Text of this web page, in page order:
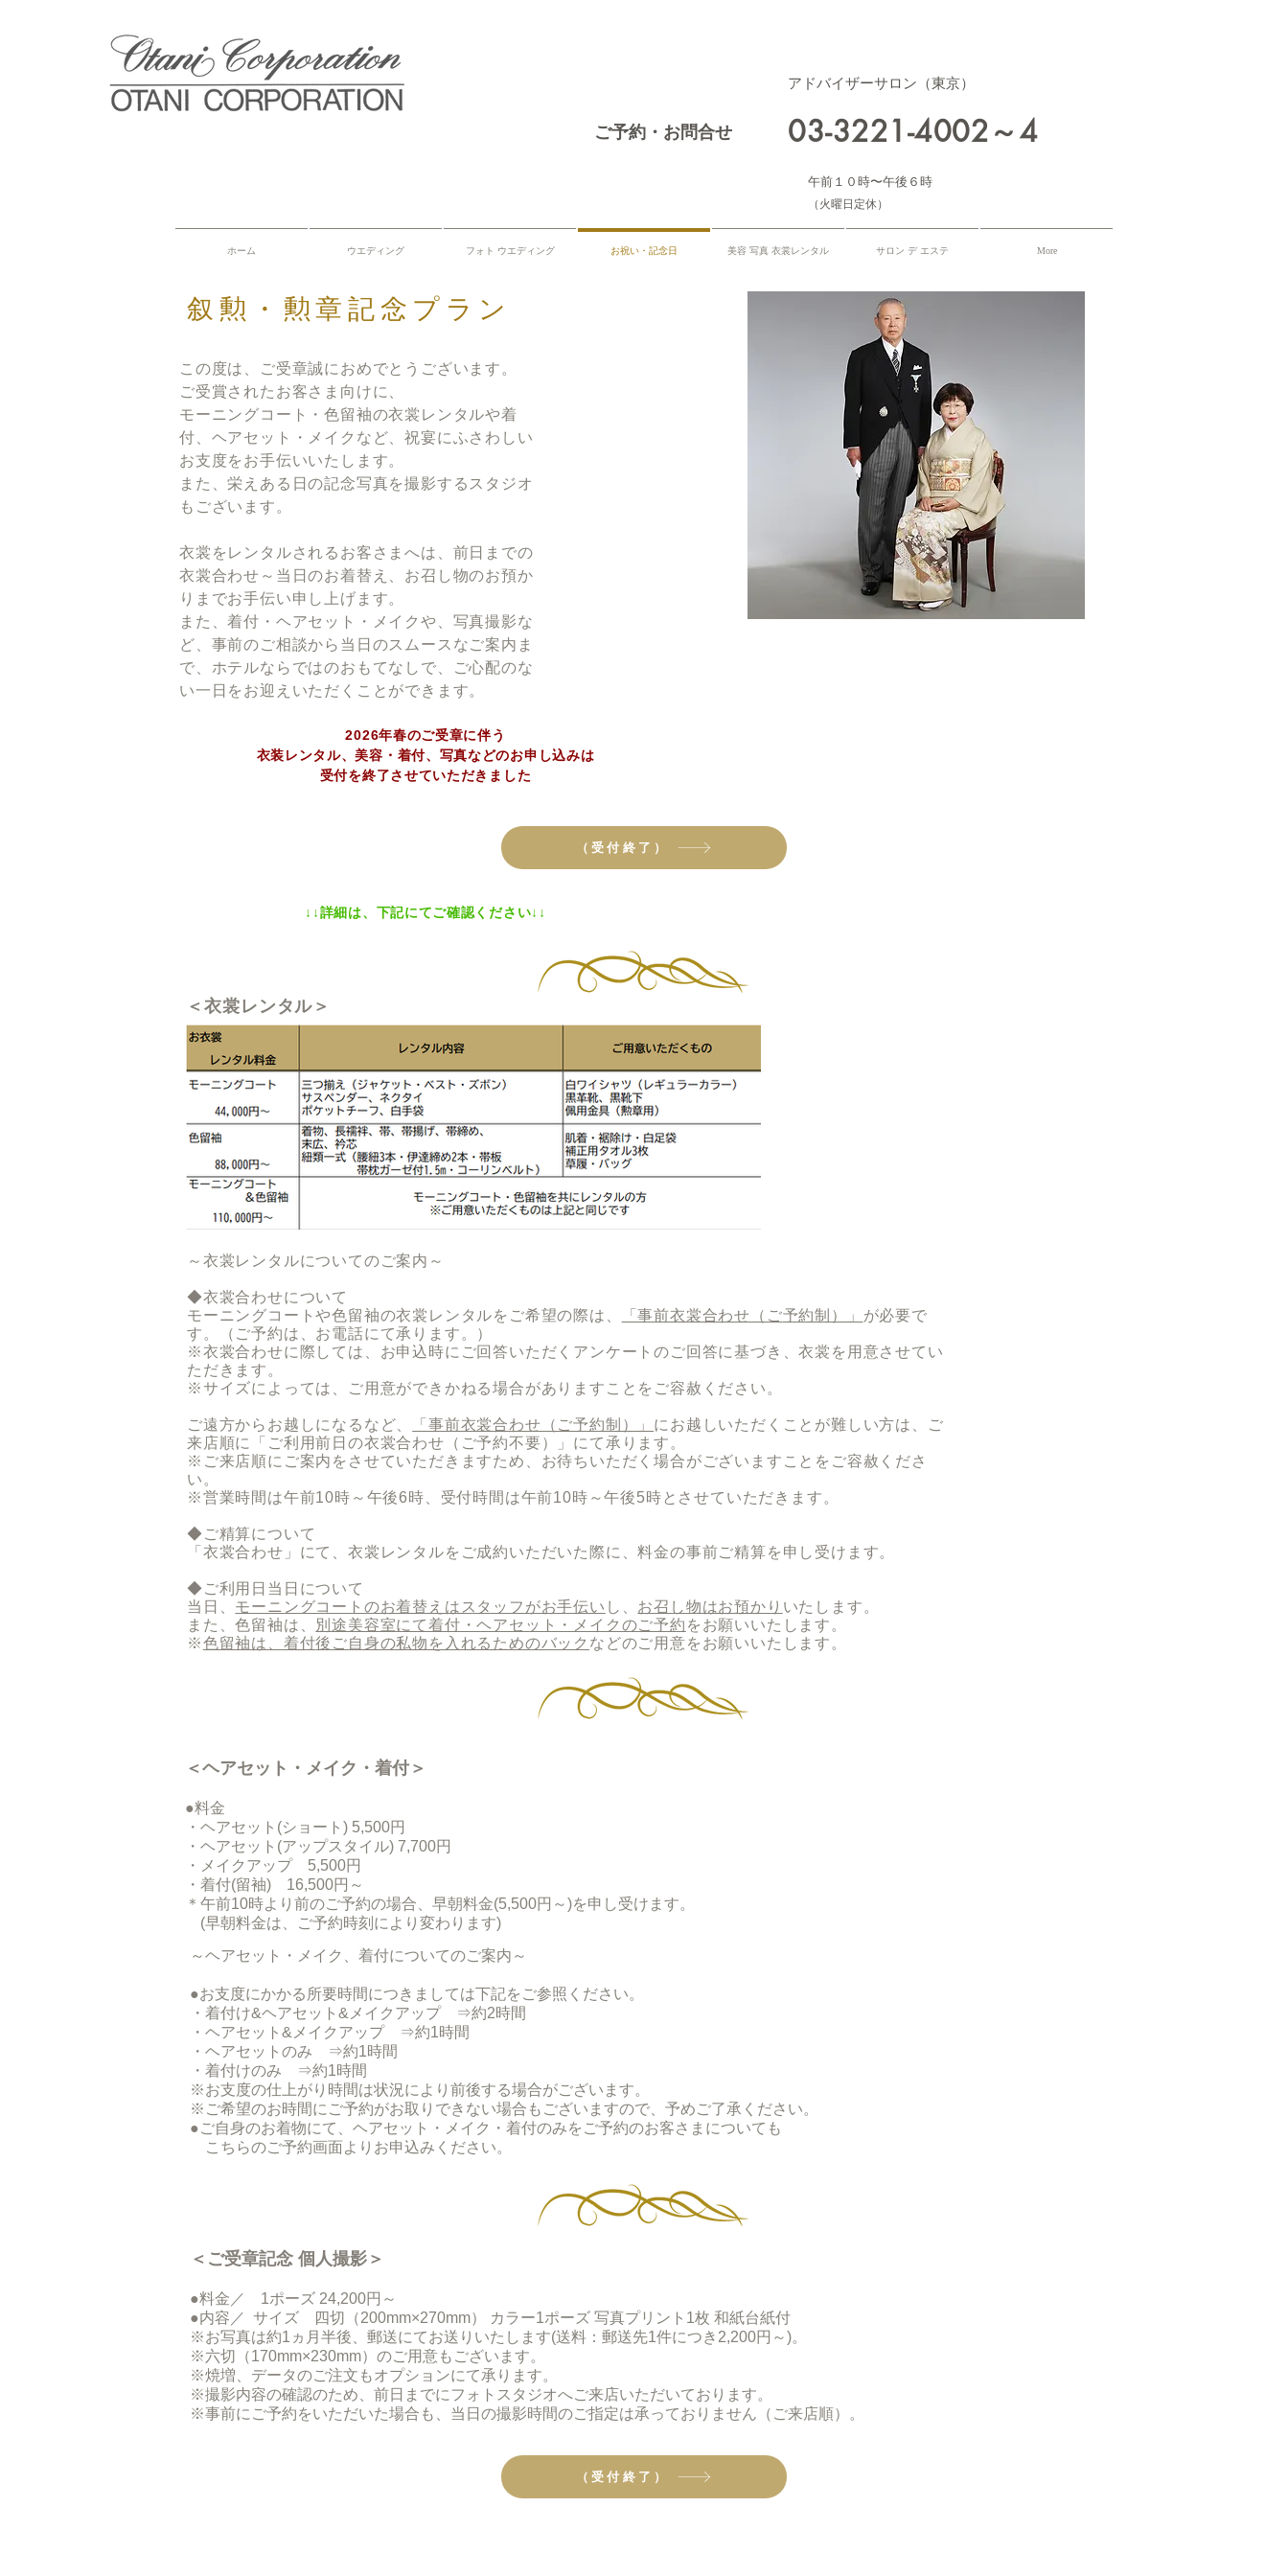
アドバイザーサロン（東京）
ご予約・お問合せ 03-3221-4002～4
午前１０時〜午後６時
​（火曜日定休）
ホーム ウエディング フォト ウエディング お祝い・記念日 美容 写真 衣裳レンタル サロン デ エステ More
叙勲・勲章記念プラン
この度は、ご受章誠におめでとうございます。
ご受賞されたお客さま向けに、
モーニングコート・色留袖の衣裳レンタルや着
付、ヘアセット・メイクなど、祝宴にふさわしい
お支度をお手伝いいたします。
また、栄えある日の記念写真を撮影するスタジオ
もございます。
衣裳をレンタルされるお客さまへは、 前日までの
衣裳合わせ～当日のお着替え、お召し物のお預か
りまでお手伝い申し上げます。
また、着付・ヘアセット・メイクや、写真撮影な
ど、事前のご相談から当日のスムースなご案内ま
で、ホテルならではのおもてなしで、ご心配のな
い一日をお迎えいただくことができます。
2026年春のご受章に伴う
衣装レンタル、美容・着付、写真などのお申し込みは
​受付を終了させていただきました
（受付終了）
↓↓詳細は、下記にてご確認ください↓↓
＜衣裳レンタル＞
～衣裳レンタルについてのご案内～
◆衣裳合わせについて
モーニングコートや色留袖の衣裳レンタルをご希望の際は、
「事前衣裳合わせ（ご予約制）」 が必要で
す。（ ご予約は、お電話にて承ります。）
※衣裳合わせに際しては、お申込時にご回答いただくアンケートのご回答に基づき、衣裳を用意させてい
ただきます。
※サイズによっては、ご用意ができかねる場合がありますことをご容赦ください。
ご遠方からお越しになるなど、 「事前衣裳合わせ（ご予約制）」 にお越しいただくことが難しい方は、ご
来店順に「ご利用前日の衣裳合わせ（ご予約不要）」にて承ります。
※ご来店順にご案内をさせていただきますため、お待ちいただく場合がございますことをご容赦くださ
い。
※営業時間は午前10時～午後6時、受付時間は午前10時～午後5時とさせていただきます。
◆ご精算について
「衣裳合わせ」​にて、衣裳レンタルをご成約いただいた際に、料金の事前ご精算を申し受けます。
◆ご利用日当日について
当日、 モーニングコートのお着替えはスタッフがお手伝い し、 お召し物はお預かり いたします。
また、色留袖は、 別途美容室にて着付・ヘアセット・メイクのご予約 をお願いいたします。
※色留袖は、着付後ご自身の私物を入れるためのバック などのご用意をお願いいたします。
＜ヘアセット・メイク・着付＞
●料金
・ヘアセット(ショート) 5,500円
・ヘアセット(アップスタイル) 7,700円
・メイクアップ 5,500円
・着付(留袖) 16,500円～
＊午前10時より前のご予約の場合、早朝料金(5,500円～)を申し受けます。
(早朝料金は、ご予約時刻により変わります)
～ヘアセット・メイク、着付についてのご案内 ～
●お支度にかかる所要時間につきましては下記をご参照ください。
・着付け&ヘアセット&メイクアップ ⇒約2時間
・ヘアセット&メイクアップ ⇒約1時間
・ヘアセットのみ ⇒約1時間
・着付けのみ ⇒約1時間
※お支度の仕上がり時間は状況により前後する場合がございます。
※ご希望のお時間にご予約がお取りできない場合もございますので、予めご了承ください。
●ご自身のお着物にて、ヘアセット・メイク・着付のみをご予約のお客さまについても
こちらのご予約画面よりお申込みください。
＜ご受章記念 個人撮影＞
●料金／ 1ポーズ 24,200円～
●内容／ サイズ 四切（200mm×270mm） カラー1ポーズ 写真プリント1枚 和紙台紙付
※お写真は約1ヵ月半後、郵送にてお送りいたします(送料：郵送先1件につき2,200円～)。
※六切（170mm×230mm）のご用意もございます。
※焼増、データのご注文もオプションにて承ります。
※撮影内容の確認のため、前日までにフォトスタジオへご来店いただいております。
※事前にご予約をいただいた場合も、当日の撮影時間のご指定は承っておりません（ご来店順）。
（受付終了）